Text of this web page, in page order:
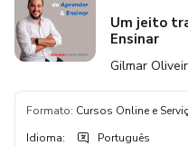
Um jeito
Ensinar
Gilmar
Formato: Cursos Online e
Idioma: Português